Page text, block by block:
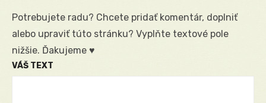
Potrebujete radu? Chcete pridať komentár, doplniť
alebo upraviť túto stránku? Vyplňte textové pole
nižšie. Ďakujeme ♥
VÁŠ TEXT